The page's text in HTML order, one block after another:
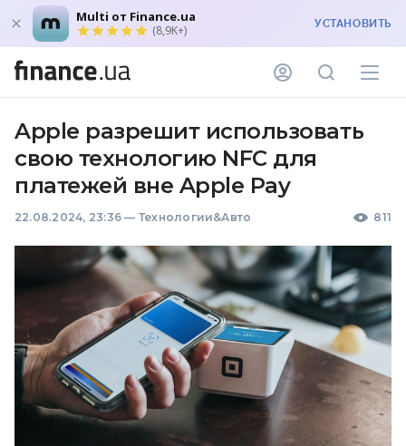
Multi от Finance.ua
(8,9K+) УСТАНОВИТЬ
Apple разрешит использовать
свою технологию NFC для
платежей вне Apple Pay
22.08.2024, 23:36 — Технологии&Авто 811